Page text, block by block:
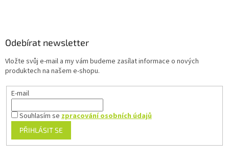
Odebírat newsletter
Vložte svůj e-mail a my vám budeme zasílat informace o nových
produktech na našem e-shopu.
E-mail
Souhlasím sezpracování osobních údajů
PŘIHLÁSIT SE